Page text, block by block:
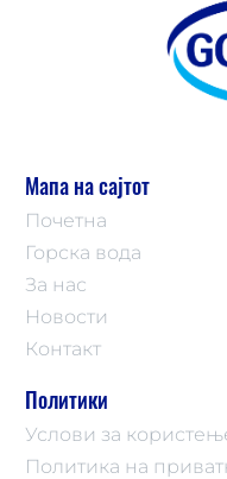
Мапа на сајтот
Почетна
Горска вода
За нас
Новости
Контакт
Политики
Услови за
Политика на